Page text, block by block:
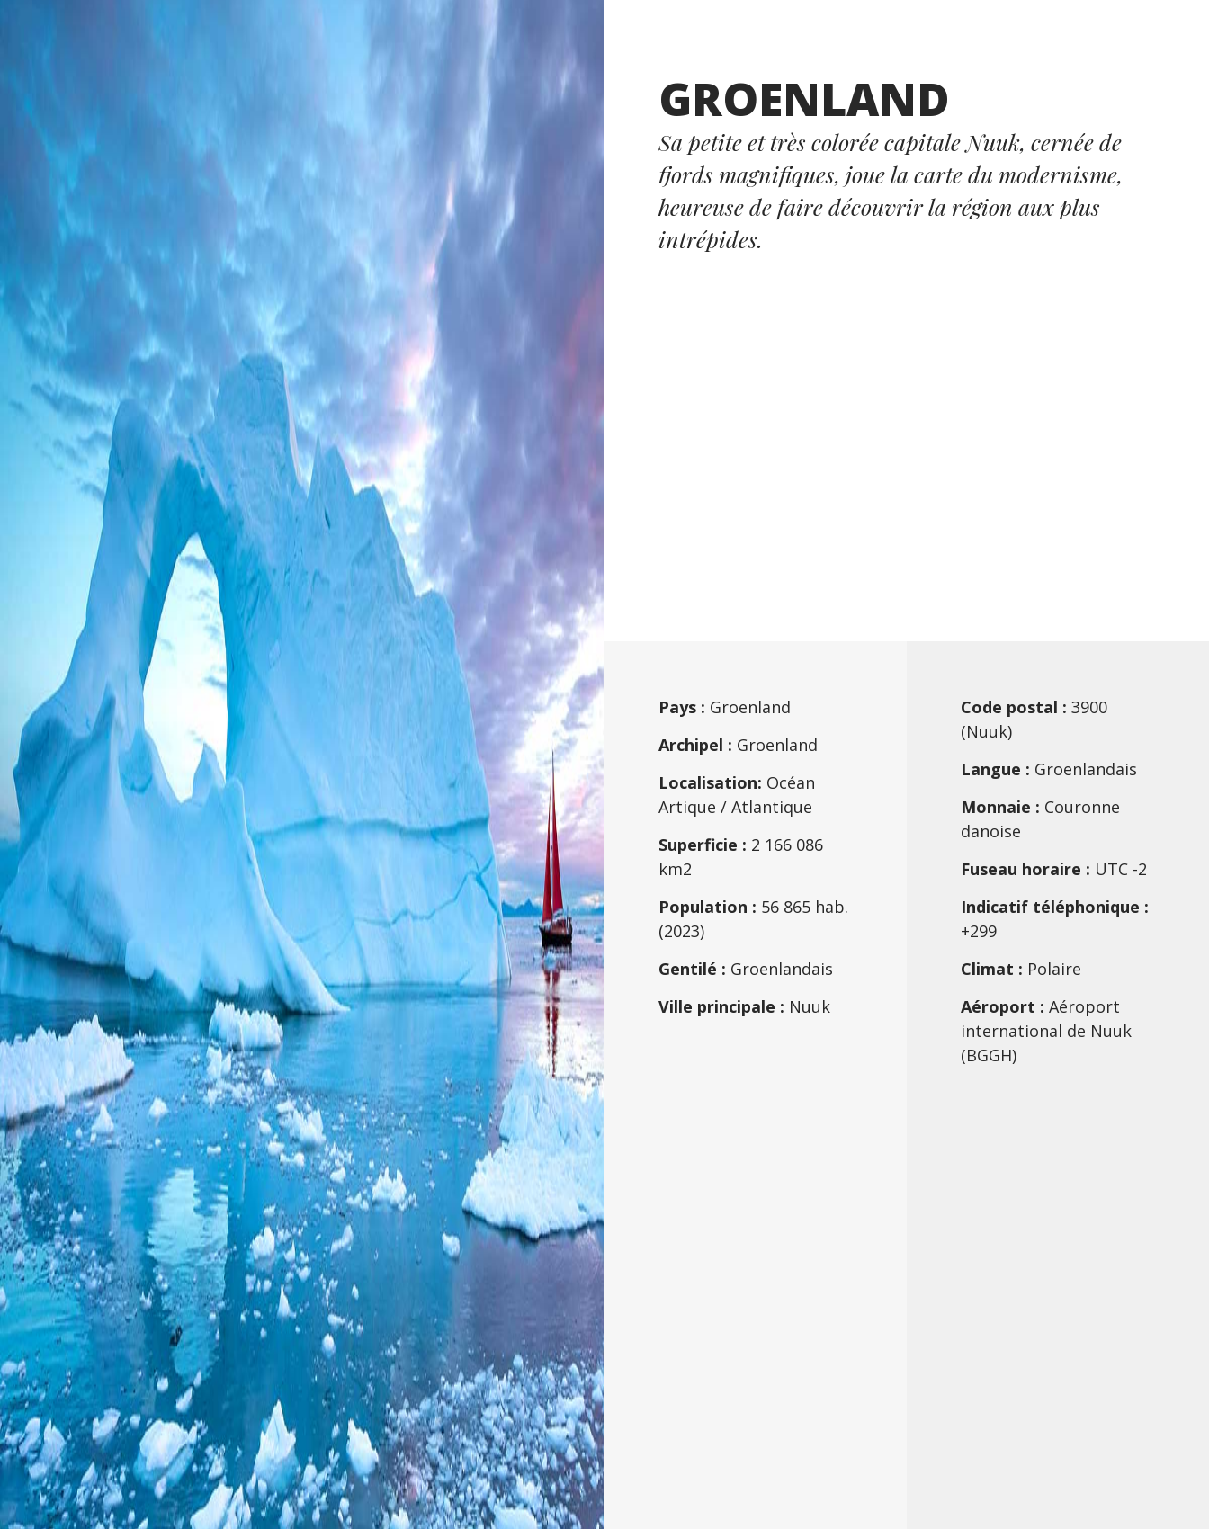
GROENLAND
Sa petite et très colorée capitale Nuuk, cernée de
fjords magnifiques, joue la carte du modernisme,
heureuse de faire découvrir la région aux plus
intrépides.
Pays : Groenland
Archipel : Groenland
Localisation: Océan
Artique / Atlantique
Superficie : 2 166 086
km2
Population : 56 865 hab.
(2023)
Gentilé : Groenlandais
Ville principale : Nuuk
Code postal : 3900
(Nuuk)
Langue : Groenlandais
Monnaie : Couronne
danoise
Fuseau horaire : UTC -2
Indicatif téléphonique :
+299
Climat : Polaire
Aéroport : Aéroport
international de Nuuk
(BGGH)